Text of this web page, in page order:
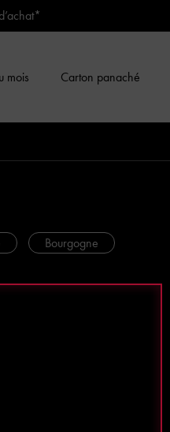
mois Carton panaché
Bourgogne
à Vent
a découvrir ou
panaché : 9.78 €